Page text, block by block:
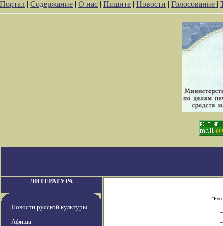
Портал | Содержание | О нас | Пишите | Новости | Голосование |
ЛИТЕРАТУРА
Новости русской культуры
Афиша